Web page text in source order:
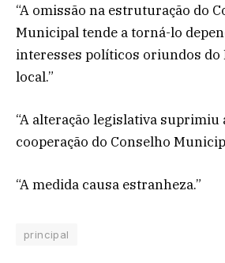
“A omissão na estruturação do
Municipal tende a torná-lo
interesses políticos oriundos do
local.”
“A alteração legislativa suprimiu
cooperação do Conselho
“A medida causa estranheza.”
principal